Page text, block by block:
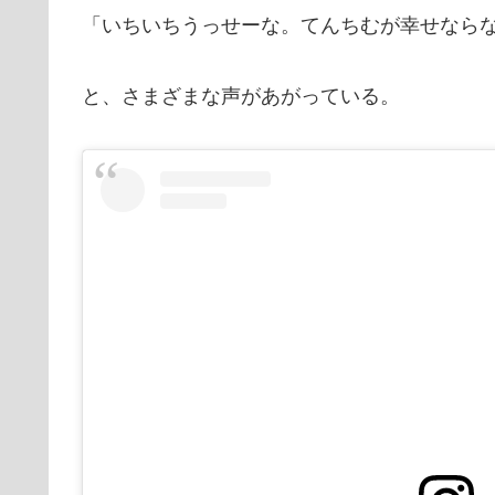
「いちいちうっせーな。てんちむが幸せなら
と、さまざまな声があがっている。